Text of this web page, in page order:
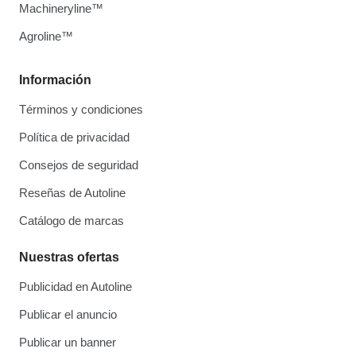
Información
Términos y condiciones
Política de privacidad
Consejos de seguridad
Reseñas de Autoline
Catálogo de marcas
Nuestras ofertas
Publicidad en Autoline
Publicar el anuncio
Publicar un banner
Machineryline™
Agroline™